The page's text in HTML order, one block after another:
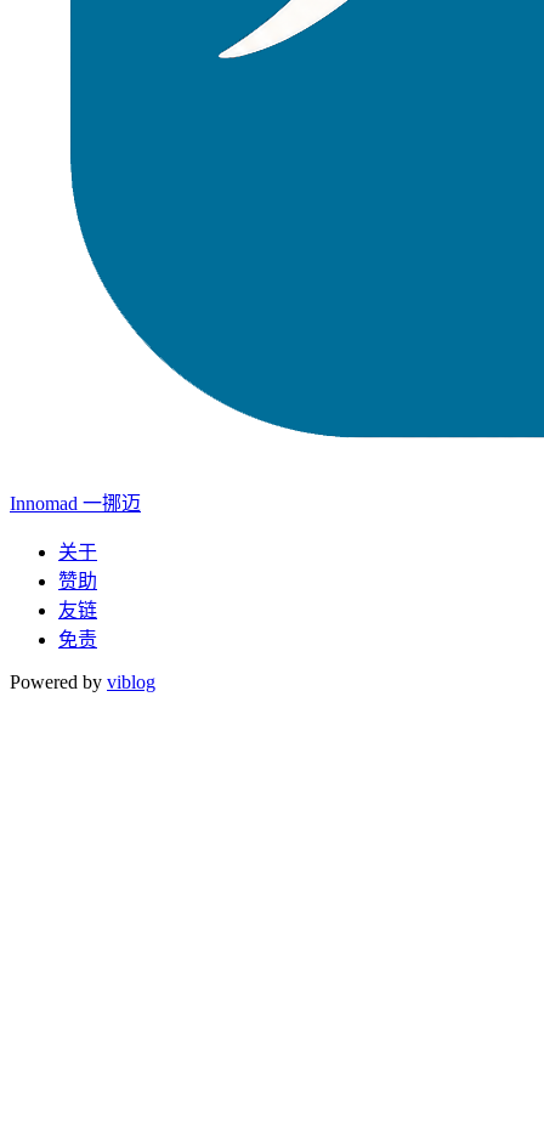
Innomad 一挪迈
关于
赞助
友链
免责
Powered by viblog